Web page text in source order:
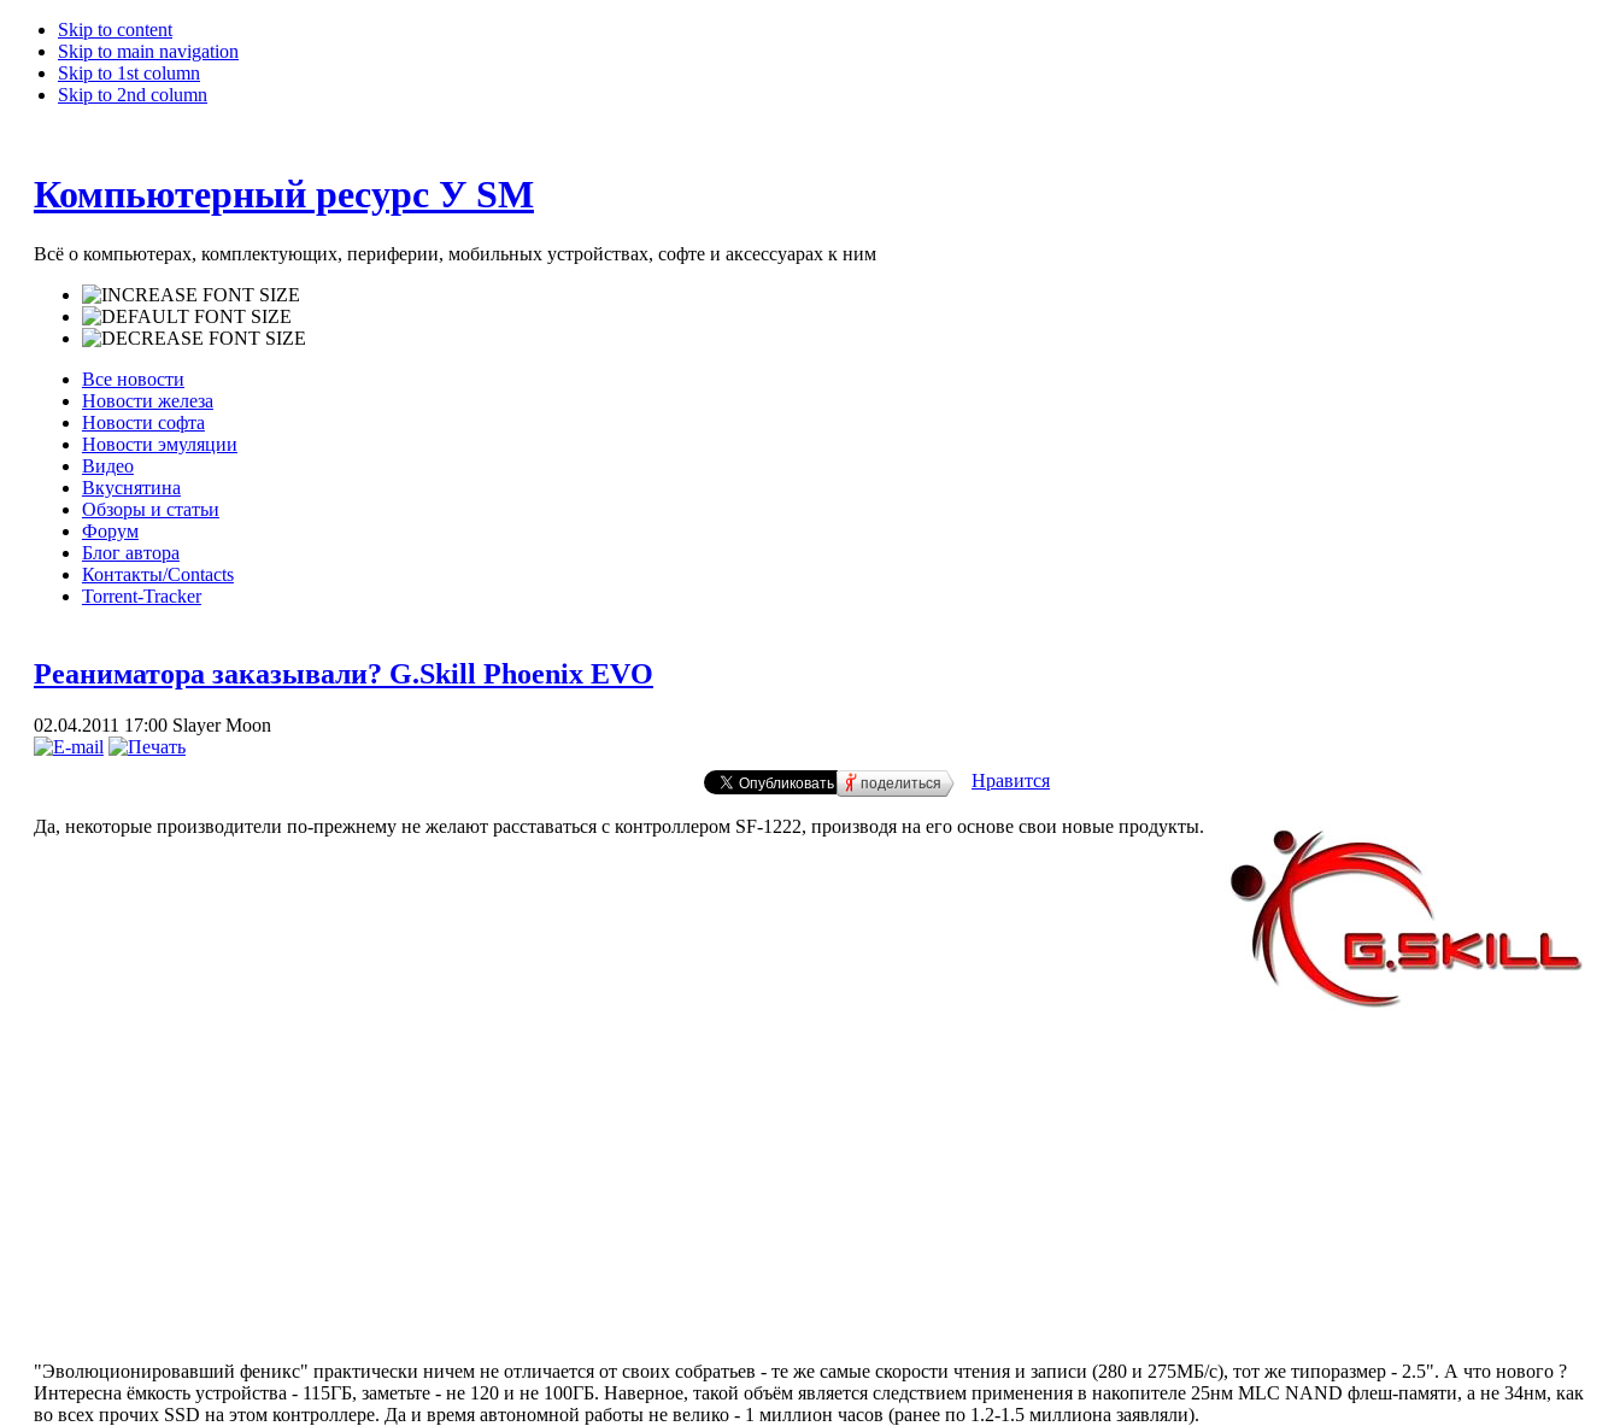
Skip to content
Skip to main navigation
Skip to 1st column
Skip to 2nd column
Компьютерный ресурс У SM
Всё о компьютерах, комплектующих, периферии, мобильных устройствах, софте и аксессуарах к ним
Все новости
Новости железа
Новости софта
Новости эмуляции
Видео
Вкуснятина
Обзоры и статьи
Форум
Блог автора
Контакты/Contacts
Torrent-Tracker
Реаниматора заказывали? G.Skill Phoenix EVO
02.04.2011 17:00 Slayer Moon
поделиться Нравится
Да, некоторые производители по-прежнему не желают расставаться с контроллером SF-1222, производя на его основе свои новые продукты.
"Эволюционировавший феникс" практически ничем не отличается от своих собратьев - те же самые скорости чтения и записи (280 и 275МБ/с), тот же типоразмер - 2.5". А что нового ?
Интересна ёмкость устройства - 115ГБ, заметьте - не 120 и не 100ГБ. Наверное, такой объём является следствием применения в накопителе 25нм MLC NAND флеш-памяти, а не 34нм, как
во всех прочих SSD на этом контроллере. Да и время автономной работы не велико - 1 миллион часов (ранее по 1.2-1.5 миллиона заявляли).